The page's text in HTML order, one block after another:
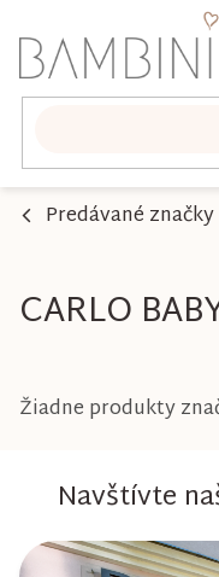
na
obsah
Predávané značky
CARLO
Žiadne produkty
Navštívte